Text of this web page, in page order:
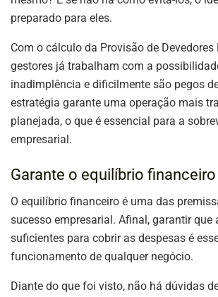
preparado para eles.
Com o cálculo da Provisão de Devedores
gestores já trabalham com a
inadimplência e dificilmente são pegos
estratégia garante uma operação mais
planejada, o que é essencial para a
empresarial.
Garante o equilíbrio
O equilíbrio financeiro é uma das
sucesso empresarial. Afinal, garantir que
suficientes para cobrir as despesas é
funcionamento de qualquer negócio.
Diante do que foi visto, não há dúvidas